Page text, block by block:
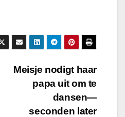
Meisje nodigt haar
papa uit om te
dansen—
seconden later